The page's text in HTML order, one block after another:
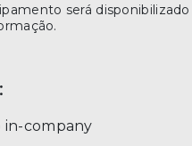
será disponibilizado
in-company